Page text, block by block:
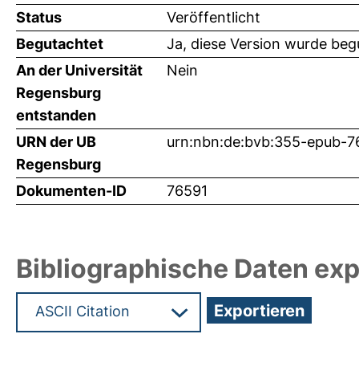
Status
Veröffentlicht
Begutachtet
Ja, diese Version wurde
An der Universität
Regensburg
entstanden
Nein
URN der UB
Regensburg
urn:nbn:de:bvb:355-epub-
Dokumenten-ID 76591
Bibliographische Daten